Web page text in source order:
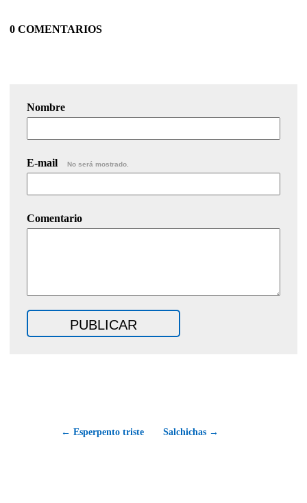
0 COMENTARIOS
Nombre
E-mail No será mostrado.
Comentario
← Esperpento triste Salchichas →